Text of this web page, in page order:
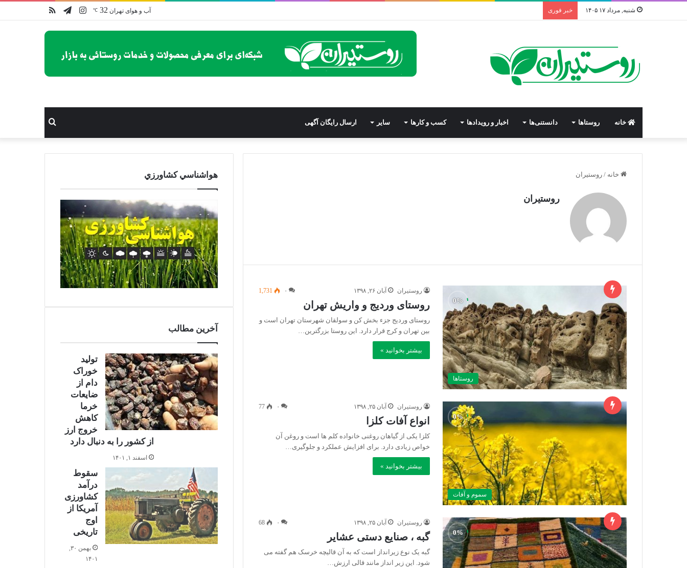
شنبه, مرداد ۱۷ ۱۴۰۵ خبر فوری تلگرام
اینستاگرام آب و هوای تهران 32
℃
خانه روستاها دانستنی‌ها اخبار و رویدادها کسب و کارها سایر ارسال رایگان آگهی
برای
خانه / روستیران
روستیران
روستاها
روستیران آبان ۲۶, ۱۳۹۸ ۰ 1,731
روستای وردیج و واریش تهران
روستای وردیج جزء بخش کن و سولقان شهرستان تهران است و
بین تهران و کرج قرار دارد. این روستا بزرگترین…
بیشتر بخوانید »
سموم و آفات
روستیران آبان ۲۵, ۱۳۹۸ ۰ 77
انواع آفات کلزا
کلزا یکی از گیاهان روغنی خانواده کلم‌ ها است و روغن آن
خواص زیادی دارد. برای افزایش عملکرد و جلوگیری…
بیشتر بخوانید »
روستیران آبان ۲۵, ۱۳۹۸ ۰ 68
گبه ، صنایع دستی عشایر
گبه یک نوع زیرانداز است که به آن قالیچه خرسک هم گفته می
شود. این زیر انداز مانند قالی ارزش…
هواشناسي كشاورزي
آخرين مطالب
0%
تولید
خوراک
دام از
ضایعات
خرما
کاهش
خروج ارز
از کشور را به دنبال دارد
اسفند ۱, ۱۴۰۱
0%
سقوط
درآمد
کشاورزی
آمریکا از
اوج
تاریخی
بهمن ۳۰,
۱۴۰۱